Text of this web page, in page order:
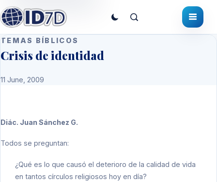
TEMAS BÍBLICOS
Crisis de identidad
11 June, 2009
Diác. Juan Sánchez G.
Todos se preguntan:
¿Qué es lo que causó el deterioro de la calidad de vida
en tantos círculos religiosos hoy en día?